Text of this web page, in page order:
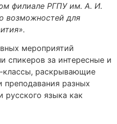
филиале РГПУ им. А. И.
возможностей для
мероприятий
спикеров за интересные и
классы, раскрывающие
разных
русского языка как